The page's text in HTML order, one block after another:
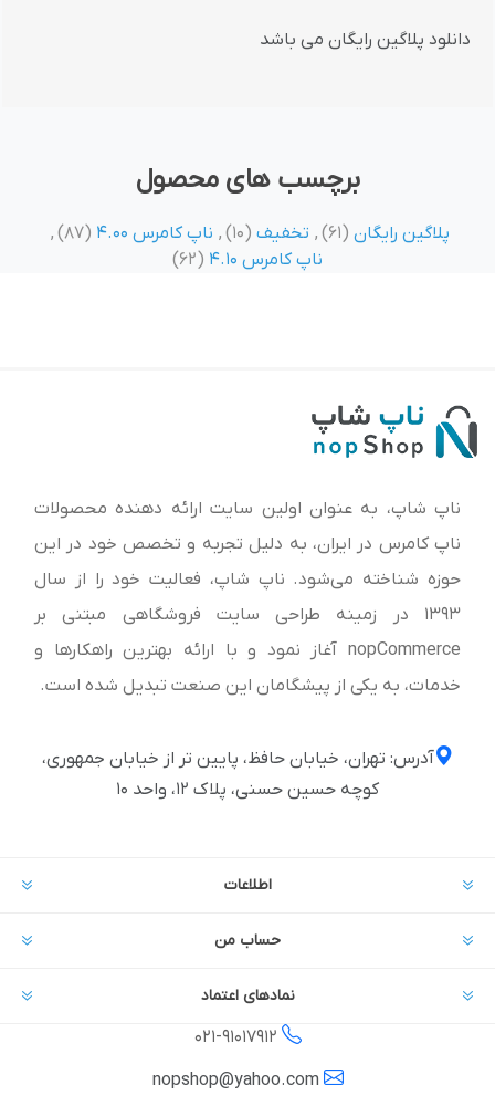
دانلود پلاگین رایگان می باشد
برچسب های محصول
پلاگین رایگان (61)
, تخفیف (10)
, ناپ کامرس 4.00 (87)
,
ناپ کامرس 4.10
(62)
ناپ شاپ، به عنوان اولین سایت ارائه‌ دهنده محصولات
ناپ کامرس در ایران، به دلیل تجربه و تخصص خود در این
حوزه شناخته می‌شود. ناپ شاپ، فعالیت خود را از سال
1393 در زمینه طراحی سایت فروشگاهی مبتنی بر
nopCommerce آغاز نمود و با ارائه بهترین راهکارها و
خدمات، به یکی از پیشگامان این صنعت تبدیل شده است.
آدرس: تهران، خیابان حافظ، پایین تر از خیابان جمهوری،
کوچه حسین حسنی، پلاک ۱۲، واحد ۱۰
اطلاعات
حساب من
نمادهای اعتماد
021-91017912